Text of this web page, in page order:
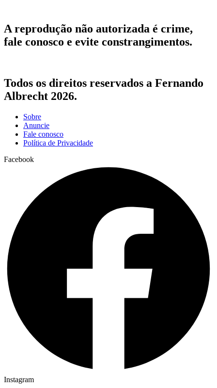
A reprodução não autorizada é crime,
fale conosco e evite constrangimentos.
Todos os direitos reservados a Fernando
Albrecht 2026.
Sobre
Anuncie
Fale conosco
Política de Privacidade
Facebook
Instagram